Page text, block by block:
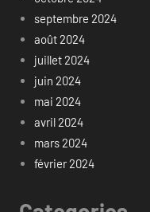
septembre 2024
août 2024
juillet 2024
juin 2024
mai 2024
avril 2024
mars 2024
février 2024